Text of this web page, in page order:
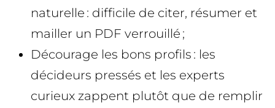
naturelle : difficile de citer, résumer et
mailler un PDF verrouillé ;
Décourage les bons profils : les
décideurs pressés et les experts
curieux zappent plutôt que de remplir